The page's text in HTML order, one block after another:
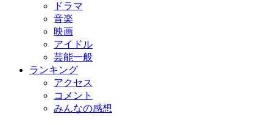
ドラマ
音楽
映画
アイドル
芸能一般
ランキング
アクセス
コメント
みんなの感想